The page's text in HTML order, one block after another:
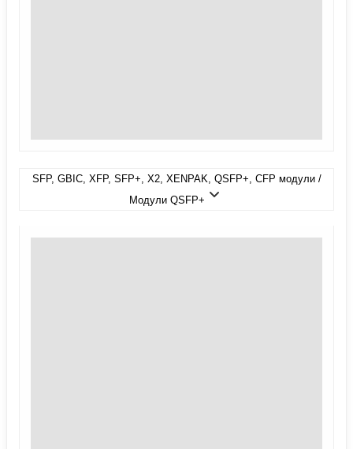
SFP, GBIC, XFP, SFP+, X2, XENPAK, QSFP+, CFP модули /
Модули QSFP+